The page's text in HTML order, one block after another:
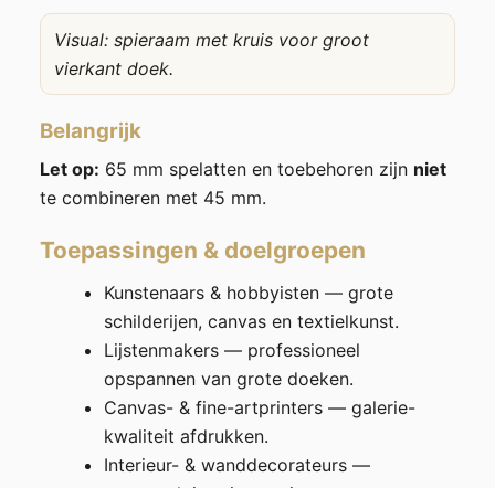
Visual: spieraam met kruis voor groot
vierkant doek.
Belangrijk
Let op: 65 mm spelatten en toebehoren zijn niet
te combineren met 45 mm.
Toepassingen & doelgroepen
Kunstenaars & hobbyisten — grote
schilderijen, canvas en textielkunst.
Lijstenmakers — professioneel
opspannen van grote doeken.
Canvas- & fine-artprinters — galerie-
kwaliteit afdrukken.
Interieur- & wanddecorateurs —